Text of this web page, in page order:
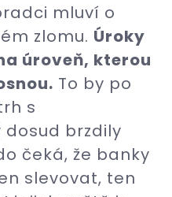
mluví o
zlomu. Úroky
úroveň, kterou
To by po
s
brzdily
čeká, že banky
slevovat, ten